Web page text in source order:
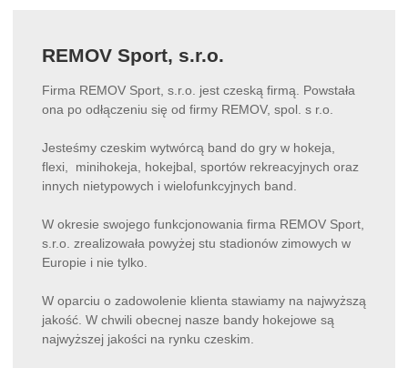
REMOV Sport, s.r.o.
Firma REMOV Sport, s.r.o. jest czeską firmą. Powstała
ona po odłączeniu się od firmy REMOV, spol. s r.o.
Jesteśmy czeskim wytwórcą band do gry w hokeja,
flexi, minihokeja, hokejbal, sportów rekreacyjnych oraz
innych nietypowych i wielofunkcyjnych band.
W okresie swojego funkcjonowania firma REMOV Sport,
s.r.o. zrealizowała powyżej stu stadionów zimowych w
Europie i nie tylko.
W oparciu o zadowolenie klienta stawiamy na najwyższą
jakość. W chwili obecnej nasze bandy hokejowe są
najwyższej jakości na rynku czeskim.